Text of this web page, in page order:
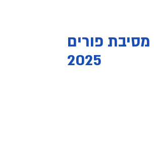
מסיבת פורים
2025